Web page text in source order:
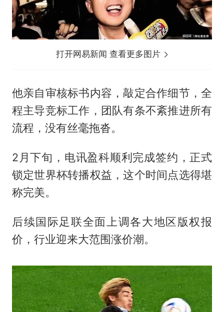
打开网易新闻 查看更多图片
他亲自审核标书内容，敲定合作细节，全
程主导竞标工作，团队有条不紊推进所有
流程，没有丝毫拖沓。
2月下旬，电讯盈科顺利完成签约，正式
锁定世界杯转播权益，这个时间点选得堪
称完美。
后续国际足联全面上调各大地区版权报
价，行业迎来大范围涨价潮。